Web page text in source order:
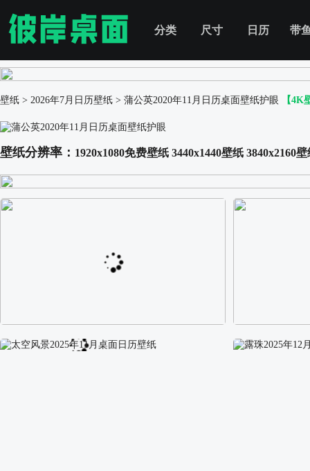
分类 尺寸 日历 带
壁纸 > 2026年7月日历壁纸 > 蒲公英2020年11月日历桌面壁纸护眼 【4K
壁纸分辨率： 1920x1080免费壁纸 3440x1440壁纸 3840x2160壁
阿尔卑斯山区自然风景壁纸 校园长发可爱